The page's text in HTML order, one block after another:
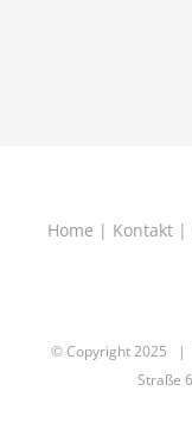
Home | Kontakt |
© Copyright 2025
|
Straße